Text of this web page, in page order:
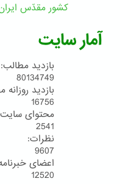
کشور مقدّس ایران
آمار سایت
بازدید مطالب:
80134749
بازدید
16756
محتوای
2541
نظرات:
9607
اعضای
12520